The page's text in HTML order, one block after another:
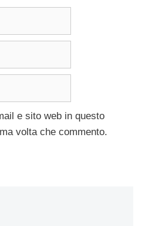
e sito web in questo
volta che commento.